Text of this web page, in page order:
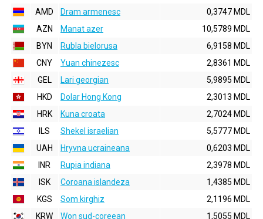
AMD
Dram armenesc
0,3747 MDL
AZN
Manat azer
10,5789 MDL
BYN
Rubla bielorusa
6,9158 MDL
CNY
Yuan chinezesc
2,8361 MDL
GEL
Lari georgian
5,9895 MDL
HKD
Dolar Hong Kong
2,3013 MDL
HRK
Kuna croata
2,7024 MDL
ILS
Shekel israelian
5,5777 MDL
UAH
Hryvna ucraineana
0,6203 MDL
INR
Rupia indiana
2,3978 MDL
ISK
Coroana islandeza
1,4385 MDL
KGS
Som kirghiz
2,1196 MDL
KRW
Won sud-coreean
1,5055 MDL